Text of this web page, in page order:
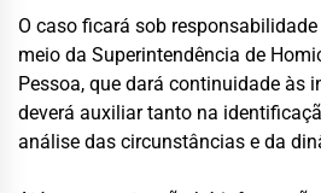
O caso ficará sob
meio da Superintendência de
Pessoa, que dará continuidade às
deverá auxiliar tanto na
análise das circunstâncias e da